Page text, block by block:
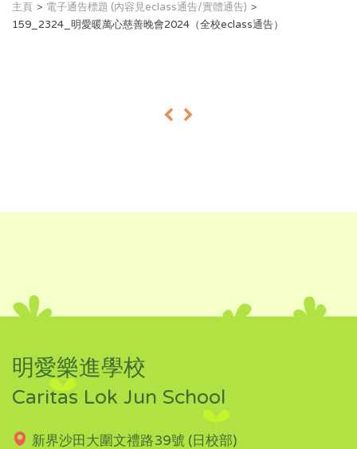
主頁
電子通告標題 (內容見eclass通告/實體通告)
159_2324_明愛暖萬心慈善晚會2024（全校eclass通告）
« »
明愛樂進學校
Caritas Lok Jun School
新界沙田大圍文禮路39號 (日校部)